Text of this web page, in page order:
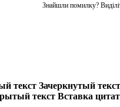
Знайшли помилку?
текст Зачеркнутый текст
текст Вставка